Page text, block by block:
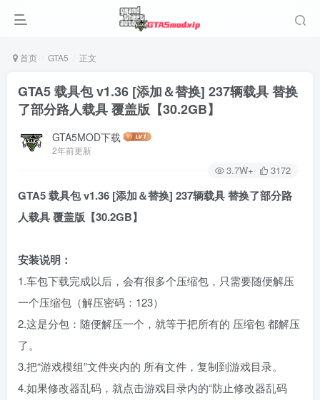
首页 GTA5 正文
GTA5 载具包 v1.36 [添加＆替换] 237辆载具 替换
了部分路人载具 覆盖版【30.2GB】
GTA5MOD下载
2年前更新
3.7W+ 3172
GTA5 载具包 v1.36 [添加＆替换] 237辆载具 替换了部分路
人载具 覆盖版【30.2GB】
安装说明：
1.车包下载完成以后，会有很多个压缩包，只需要随便解压
一个压缩包（解压密码：123）
2.这是分包：随便解压一个，就等于把所有的 压缩包 都解压
了。
3.把“游戏模组”文件夹内的 所有文件，复制到游戏目录。
4.如果修改器乱码，就点击游戏目录内的“防止修改器乱码